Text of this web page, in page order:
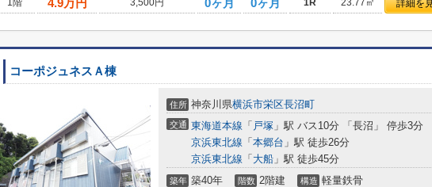
1階
4.9万円 3,500円 0ヶ月 0ヶ月 1R 23.77㎡ 詳細を
コーポジュネスＡ棟
住所 神奈川県横浜市栄区長沼町
交通 東海道本線 「 戸塚 」駅 バス10分 「長沼」 停歩3分
京浜東北線 「 本郷台 」駅 徒歩26分
京浜東北線 「 大船 」駅 徒歩45分
築年 築40年 階数 2階建 構造 軽量鉄骨